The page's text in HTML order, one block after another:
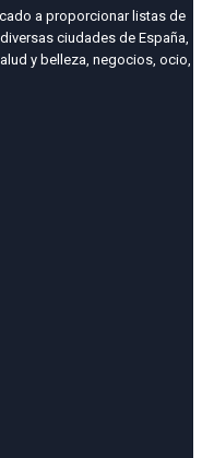
a proporcionar listas de
ciudades de España,
y belleza, negocios, ocio,